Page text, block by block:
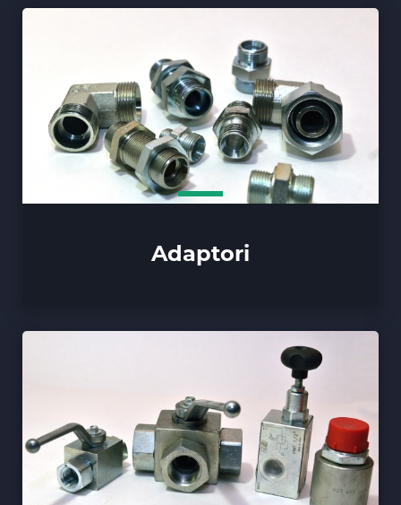
Adaptori